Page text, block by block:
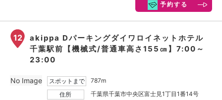
予約する
12
akippa Dパーキングダイワロイネットホテル
千葉駅前【機械式/普通車高さ155㎝】7:00～
23:00
スポットまで
787m
住所
千葉県千葉市中央区富士見1丁目1番14号
No Image